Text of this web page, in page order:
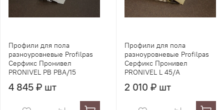
Профили для пола
разноуровневые Profilpas
Серфикс Пронивел
PRONIVEL PB PBA/15
4 845 ₽ шт
Профили для пола
разноуровневые Profilpas
Серфикс Пронивел
PRONIVEL L 45/A
2 010 ₽ шт